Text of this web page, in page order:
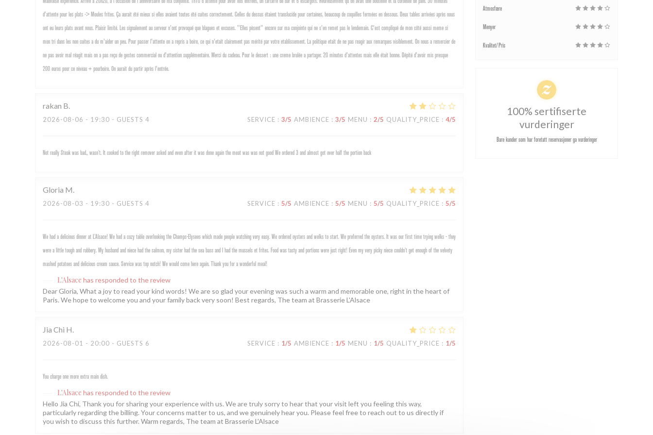
d'attente pour les plats -> Moules frites. Ça aurait été mieux si elles avaient toutes été cuites correctement. Celles du dessus étaient translucide pour certaines, beaucoup de coquilles fermées en dessous. Deux tables arrivées après nous
ont eu leurs plats avant nous. Plaisir limité. Les signalement au serveur n'ont provoqué que blagues et excuses. "Elles pèsent" encore sur ma conjointe qui ne s'en remet pas le lendemain. C'est compliqué de mon côté aussi meme si
mon tri dans les non cuites a du m'aider un peu. Pour passer l'attente on a repris a boire, ce qui n'etait clairement pas mérité par votre etablissement. La politique etait de ne pas reagir aux remarques visiblement. On nous a remercier de
ne pas avoir mal réagit mais on a pas reçu de gestes commercial ou d'attention supplémentaire. Merci du cadeau. Pour le dessert : une creme brulée a partager. 20 minutes d'attentes mais elle était bonne. Dépité d'avoir mis presque
200 euros pour ce niveau + pourboire. On aurait du partir après l'entrée.
rakan B
2026-08-06 - 19:30 - GUESTS 4 SERVICE : 3/5 AMBIENCE : 3/5 MENU : 2/5 QUALITY_PRICE : 4/5
Not really Steak was bad,, wasn’t. It cooked to the right remover asked and even after it was done again the meat was was not good We ordered 3 and almost got over half the portion back
Gloria M
2026-08-03 - 19:30 - GUESTS 4 SERVICE : 5/5 AMBIENCE : 5/5 MENU : 5/5 QUALITY_PRICE : 5/5
We had a delicious dinner at L’Alsace! We had a cozy table overlooking the Champs-Elysees which made people watching very easy. We ordered oysters and welks to start. We preferred the oysters. It was our first time trying welks - they
were a little tough and rubbery. My husband and niece had the salmon, my sister had the sea bass and I had the mussels et frites. Food was tasty and portions were just right! Even my very picky niece couldn’t get enough of the velvety
mashed potatoes and delicious cream sauce. Service was top notch! We would come here again. Thank you for a wonderful meal!
L'Alsace has responded to the review
Dear Gloria, What a joy to read your kind words! We are so glad your evening was such a warm and memorable one, right in the heart of
Paris. We hope to welcome you and your family back very soon! Best regards, The team at Brasserie L'Alsace
Jia Chi H
2026-08-01 - 20:00 - GUESTS 6 SERVICE : 1/5 AMBIENCE : 1/5 MENU : 1/5 QUALITY_PRICE : 1/5
You charge one more extra main dish.
L'Alsace has responded to the review
Hello Jia Chi, Thank you for sharing your experience with us. We are truly sorry to hear that your visit left you feeling this way,
particularly regarding the billing. Your concerns matter to us, and we genuinely hear you. Please feel free to reach out to us directly if
you wish to discuss this further. Warm regards, The team at Brasserie L'Alsace
Atmosfære
Menyer
Kvalitet/Pris
100% sertifiserte
vurderinger
Bare kunder som har foretatt reservasjoner ga vurderinger